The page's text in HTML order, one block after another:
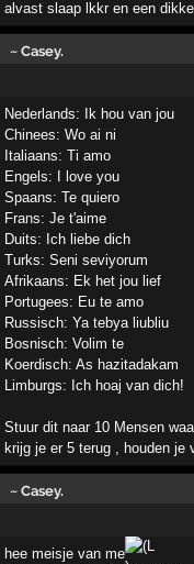
alvast slaap lkkr en een
~ Casey.
Nederlands: Ik hou van jou
Chinees: Wo ai ni
Italiaans: Ti amo
Engels: I love you
Spaans: Te quiero
Frans: Je t'aime
Duits: Ich liebe dich
Turks: Seni seviyorum
Afrikaans: Ek het jou lief
Portugees: Eu te amo
Russisch: Ya tebya liubliu
Bosnisch: Volim te
Koerdisch: As hazitadakam
Limburgs: Ich hoaj van dich!
Stuur dit naar 10 Mensen
krijg je er 5 terug , houden je
~ Casey.
hee meisje van me